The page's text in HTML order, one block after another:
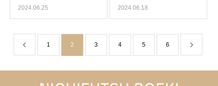
2024.06.25 2024.06.18
1 2 3 4 5 6